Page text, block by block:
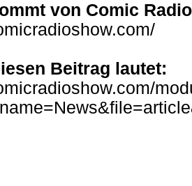
von Comic
Beitrag lautet: